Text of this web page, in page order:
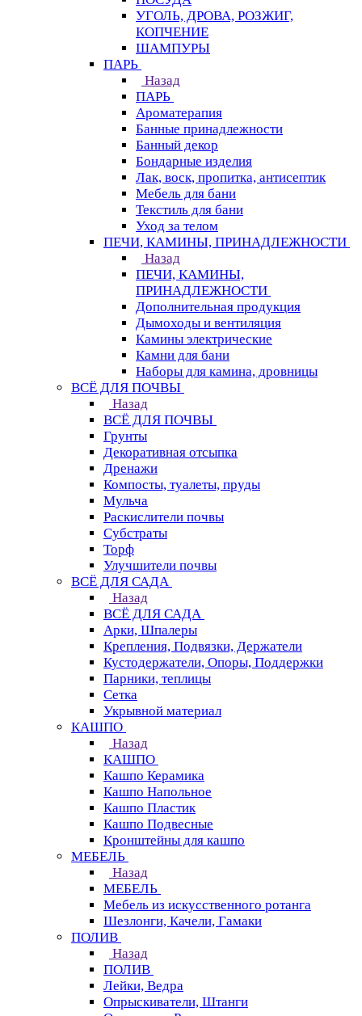
УГОЛЬ, ДРОВА, РОЗЖИГ,
КОПЧЕНИЕ
ШАМПУРЫ
ПАРЬ
Назад
ПАРЬ
Ароматерапия
Банные принадлежности
Банный декор
Бондарные изделия
Лак, воск, пропитка, антисептик
Мебель для бани
Текстиль для бани
Уход за телом
ПЕЧИ, КАМИНЫ, ПРИНАДЛЕЖНОСТИ
Назад
ПЕЧИ, КАМИНЫ,
ПРИНАДЛЕЖНОСТИ
Дополнительная продукция
Дымоходы и вентиляция
Камины электрические
Камни для бани
Наборы для камина, дровницы
ВСЁ ДЛЯ ПОЧВЫ
Назад
ВСЁ ДЛЯ ПОЧВЫ
Грунты
Декоративная отсыпка
Дренажи
Компосты, туалеты, пруды
Мульча
Раскислители почвы
Субстраты
Торф
Улучшители почвы
ВСЁ ДЛЯ САДА
Назад
ВСЁ ДЛЯ САДА
Арки, Шпалеры
Крепления, Подвязки, Держатели
Кустодержатели, Опоры, Поддержки
Парники, теплицы
Сетка
Укрывной материал
КАШПО
Назад
КАШПО
Кашпо Керамика
Кашпо Напольное
Кашпо Пластик
Кашпо Подвесные
Кронштейны для кашпо
МЕБЕЛЬ
Назад
МЕБЕЛЬ
Мебель из искусственного ротанга
Шезлонги, Качели, Гамаки
ПОЛИВ
Назад
ПОЛИВ
Лейки, Ведра
Опрыскиватели, Штанги